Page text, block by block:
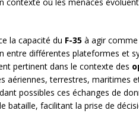
la capacité du F-35 à agir comme
entre différentes plateformes et
pertinent dans le contexte des
aériennes, terrestres, maritimes
possibles ces échanges de
facilitant la prise de